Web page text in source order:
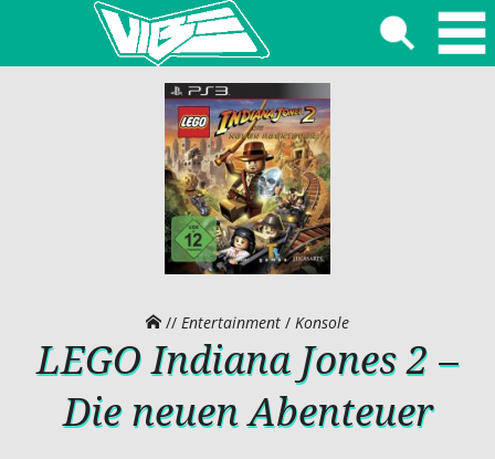
// Entertainment / Konsole
LEGO Indiana Jones 2 –
Die neuen Abenteuer